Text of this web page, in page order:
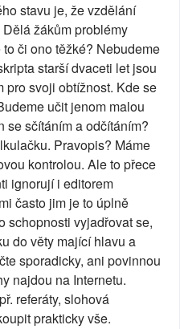
stavu je, že vzdělání
žákům problémy
či ono těžké? Nebudeme
starší dvaceti let jsou
pro svoji obtížnost. Kde se
učit jenom malou
se sčítáním a odčítáním?
Pravopis? Máme
kontrolou. Ale to přece
ignorují i editorem
často jim je to úplně
schopnosti vyjadřovat se,
do věty mající hlavu a
sporadicky, ani povinnou
najdou na Internetu.
referáty, slohová
prakticky vše.